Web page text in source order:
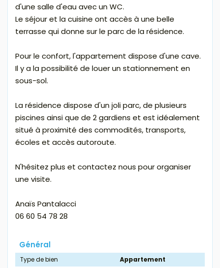
d'une salle d'eau avec un WC.
Le séjour et la cuisine ont accès à une belle
terrasse qui donne sur le parc de la résidence.
Pour le confort, l'appartement dispose d'une cave.
Il y a la possibilité de louer un stationnement en
sous-sol.
La résidence dispose d'un joli parc, de plusieurs
piscines ainsi que de 2 gardiens et est idéalement
situé à proximité des commodités, transports,
écoles et accès autoroute.
N'hésitez plus et contactez nous pour organiser
une visite.
Anaïs Pantalacci
06 60 54 78 28
Général
Type de bien
Appartement